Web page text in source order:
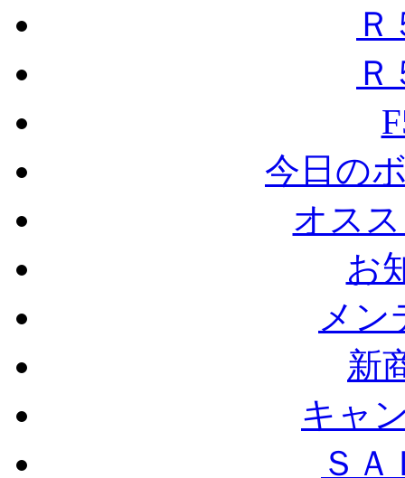
今日の
オス
お
メン
新
キャ
Ｓ